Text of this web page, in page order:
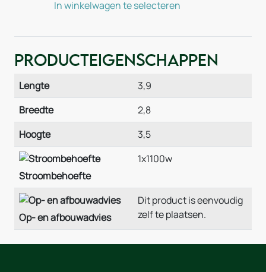
In winkelwagen te selecteren
Producteigenschappen
Lengte
3,9
Breedte
2,8
Hoogte
3,5
Stroombehoefte
1x1100w
Op- en afbouwadvies
Dit product is eenvoudig
zelf te plaatsen.